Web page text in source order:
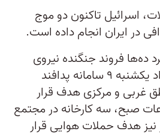
اسرائیل تاکنون دو موج
در ایران انجام داده است.
ده‌ها فروند جنگنده نیروی
هوایی این کشور بامداد یکشنبه ۹ سامانه پدافند
غربی و مرکزی هدف قرار
صبح، سه کارخانه در مجتمع
هدف حملات هوایی قرار